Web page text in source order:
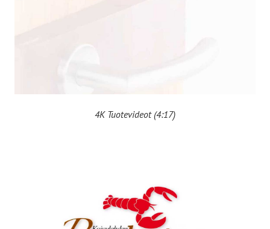
4K Tuotevideot (4:17)